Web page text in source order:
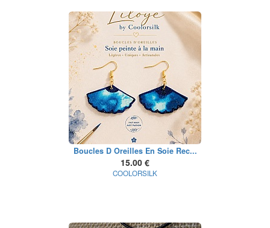
Boucles D Oreilles En Soie Rec...
15.00 €
COOLORSILK